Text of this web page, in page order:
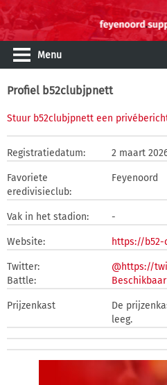
Menu
Profiel b52clubjpnett
Stuur b52clubjpnett een
Registratiedatum: 2 maart
Favoriete
eredivisieclub:
Feyenoord
Vak in het stadion: -
Website: https://
Twitter:
@https://
Battle:
Prijzenkast
De
leeg.